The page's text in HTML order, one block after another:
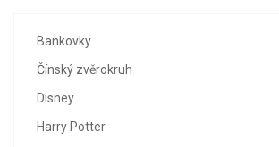
Bankovky
Čínský zvěrokruh
Disney
Harry Potter